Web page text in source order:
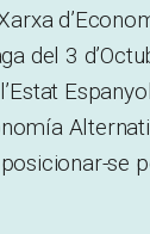
del 3
se